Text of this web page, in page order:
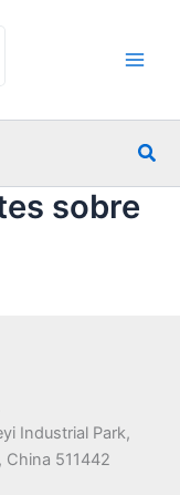
sobre
Industrial Park,
China 511442